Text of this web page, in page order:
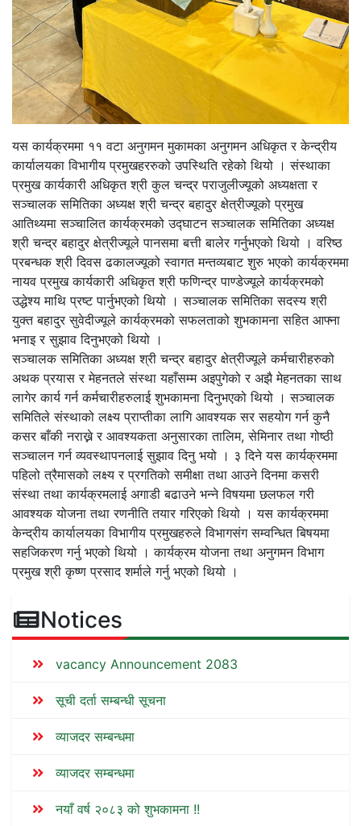
यस कार्यक्रममा ११ वटा अनुगमन मुकामका अनुगमन अधिकृत र केन्द्रीय
कार्यालयका विभागीय प्रमुखहररुको उपस्थिति रहेको थियो । संस्थाका
प्रमुख कार्यकारी अधिकृत श्री कुल चन्द्र पराजुलीज्यूको अध्यक्षता र
सञ्चालक समितिका अध्यक्ष श्री चन्द्र बहादुर क्षेत्रीज्यूको प्रमुख
आतिथ्यमा सञ्चालित कार्यक्रमको उद्घाटन सञ्चालक समितिका अध्यक्ष
श्री चन्द्र बहादुर क्षेत्रीज्यूले पानसमा बत्ती बालेर गर्नुभएको थियो । वरिष्ठ
प्रबन्धक श्री दिवस ढकालज्यूको स्वागत मन्तव्यबाट शुरु भएको कार्यक्रममा
नायव प्रमुख कार्यकारी अधिकृत श्री फणिन्द्र पाण्डेज्यूले कार्यक्रमको
उद्धेश्य माथि प्रष्ट पार्नुभएको थियो । सञ्चालक समितिका सदस्य श्री
युक्त बहादुर सुवेदीज्यूले कार्यक्रमको सफलताको शुभकामना सहित आफ्ना
भनाइ र सुझाव दिनुभएको थियो ।
सञ्चालक समितिका अध्यक्ष श्री चन्द्र बहादुर क्षेत्रीज्यूले कर्मचारीहरुको
अथक प्रयास र मेहनतले संस्था यहाँसम्म अइपुगेको र अझै मेहनतका साथ
लागेर कार्य गर्न कर्मचारीहरुलाई शुभकामना दिनुभएको थियो । सञ्चालक
समितिले संस्थाको लक्ष्य प्राप्तीका लागि आवश्यक सर सहयोग गर्न कुनै
कसर बाँकी नराख्ने र आवश्यकता अनुसारका तालिम, सेमिनार तथा गोष्ठी
सञ्चालन गर्न व्यवस्थापनलाई सुझाव दिनु भयो । ३ दिने यस कार्यक्रममा
पहिलो त्रैमासको लक्ष्य र प्रगतिको समीक्षा तथा आउने दिनमा कसरी
संस्था तथा कार्यक्रमलाई अगाडी बढाउने भन्ने विषयमा छलफल गरी
आवश्यक योजना तथा रणनीति तयार गरिएको थियो । यस कार्यक्रममा
केन्द्रीय कार्यालयका विभागीय प्रमुखहरुले विभागसंग सम्वन्धित बिषयमा
सहजिकरण गर्नु भएको थियो । कार्यक्रम योजना तथा अनुगमन विभाग
प्रमुख श्री कृष्ण प्रसाद शर्माले गर्नु भएको थियो ।
Notices
vacancy Announcement 2083
सूची दर्ता सम्बन्धी सूचना
व्याजदर सम्बन्धमा
व्याजदर सम्बन्धमा
नयाँ वर्ष २०८३ को शुभकामना !!